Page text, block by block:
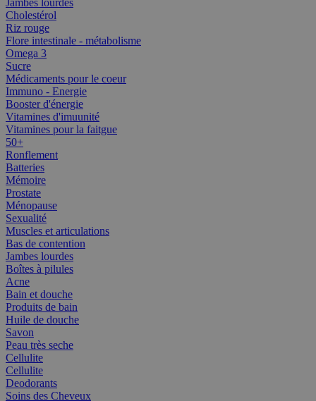
Jambes lourdes
Cholestérol
Riz rouge
Flore intestinale - métabolisme
Omega 3
Sucre
Médicaments pour le coeur
Immuno - Energie
Booster d'énergie
Vitamines d'imuunité
Vitamines pour la faitgue
50+
Ronflement
Batteries
Mémoire
Prostate
Ménopause
Sexualité
Muscles et articulations
Bas de contention
Jambes lourdes
Boîtes à pilules
Acne
Bain et douche
Produits de bain
Huile de douche
Savon
Peau très seche
Cellulite
Cellulite
Deodorants
Soins des Cheveux